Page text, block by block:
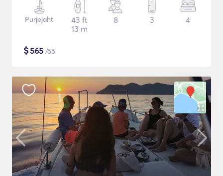
Purjejaht
43 ft
13 m
8 3 4
$565 /öö